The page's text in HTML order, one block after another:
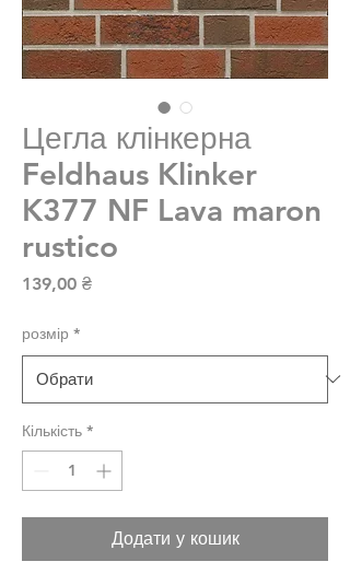
Цегла клінкерна
Feldhaus Klinker
K377 NF Lava maron
rustico
139,00 ₴Ціна
розмір *
Кількість *
Додати у кошик